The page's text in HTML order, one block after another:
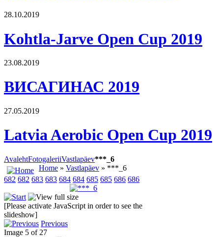
28.10.2019
Kohtla-Jarve Open Cup 2019
23.08.2019
ВИСАГИНАС 2019
27.05.2019
Latvia Aerobic Open Cup 2019
AvalehtFotogaleriiVastlapäev***_6
Home » Vastlapäev » ***_6
682 682 683 683 684 684 685 685 686 686
[Please activate JavaScript in order to see the
slideshow]
Previous
Image 5 of 27